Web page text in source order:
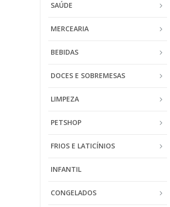
SAÚDE
MERCEARIA
BEBIDAS
DOCES E SOBREMESAS
LIMPEZA
PETSHOP
FRIOS E LATICÍNIOS
INFANTIL
CONGELADOS